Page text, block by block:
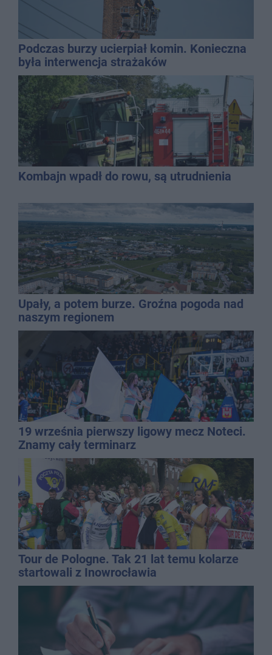
Podczas burzy ucierpiał komin. Konieczna
była interwencja strażaków
Kombajn wpadł do rowu, są utrudnienia
Upały, a potem burze. Groźna pogoda nad
naszym regionem
19 września pierwszy ligowy mecz Noteci.
Znamy cały terminarz
Tour de Pologne. Tak 21 lat temu kolarze
startowali z Inowrocławia